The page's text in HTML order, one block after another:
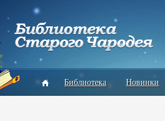
Библиотека Новинки